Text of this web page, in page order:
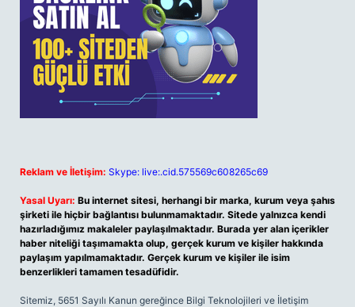
Reklam ve İletişim: Skype: live:.cid.575569c608265c69
Yasal Uyarı: Bu internet sitesi, herhangi bir marka, kurum veya şahıs
şirketi ile hiçbir bağlantısı bulunmamaktadır. Sitede yalnızca kendi
hazırladığımız makaleler paylaşılmaktadır. Burada yer alan içerikler
haber niteliği taşımamakta olup, gerçek kurum ve kişiler hakkında
paylaşım yapılmamaktadır. Gerçek kurum ve kişiler ile isim
benzerlikleri tamamen tesadüfidir.
Sitemiz, 5651 Sayılı Kanun gereğince Bilgi Teknolojileri ve İletişim